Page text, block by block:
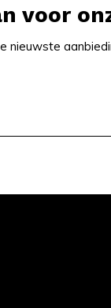
voor
nieuwste